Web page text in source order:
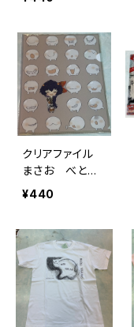
クリアファイル
まさお べとべ
とさん
¥440